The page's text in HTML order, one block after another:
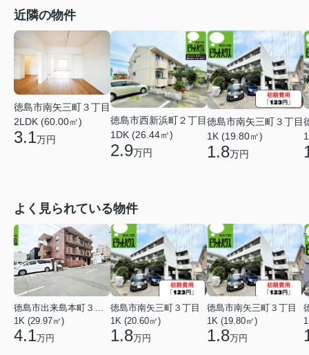
近隣の物件
徳島市南矢三町３丁目
2LDK (60.00㎡)
3.1万円
徳島市西新浜町２丁目
1DK (26.44㎡)
2.9万円
徳島市南矢三町３丁目
1K (19.80㎡)
1.8万円
よく見られている物件
1K (29.97㎡)
4.1万円
徳島市南矢三町３丁目
1K (20.60㎡)
1.8万円
徳島市南矢三町３丁目
1K (19.80㎡)
1.8万円